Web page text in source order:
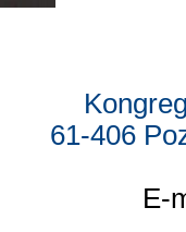
61-406
E-